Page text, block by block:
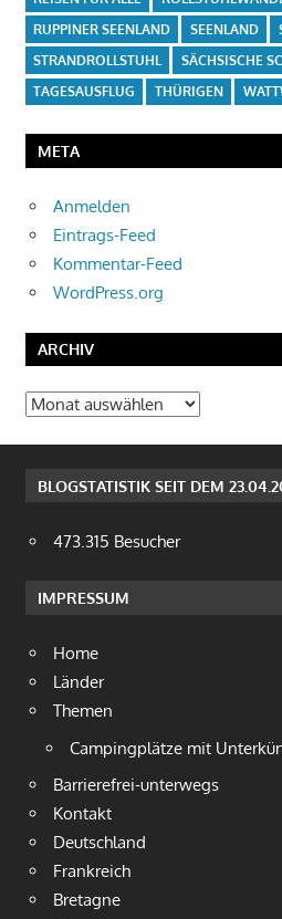
RUPPINER SEENLAND
SEENLAND
STRANDROLLSTUHL
SÄCHSISCHE
TAGESAUSFLUG
THÜRIGEN
META
Anmelden
Eintrags-Feed
Kommentar-Feed
WordPress.org
ARCHIV
Archiv
BLOGSTATISTIK SEIT DEM
473.315 Besucher
IMPRESSUM
Home
Länder
Themen
Campingplätze mit
Barrierefrei-unterwegs
Kontakt
Deutschland
Frankreich
Bretagne